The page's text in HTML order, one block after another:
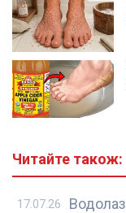
Читайте також:
17.07.26